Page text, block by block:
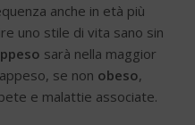
anche in età più
uno stile di vita sano sin
sarà nella maggior
se non obeso,
e malattie associate.